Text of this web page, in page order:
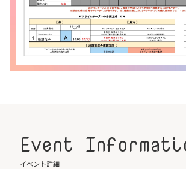
Event
イベント詳細